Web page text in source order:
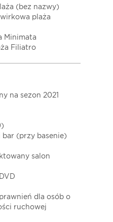
(bez nazwy)
plaża
Minimata
Filiatro
na sezon 2021
bar (przy basenie)
salon
dla osób o
ruchowej